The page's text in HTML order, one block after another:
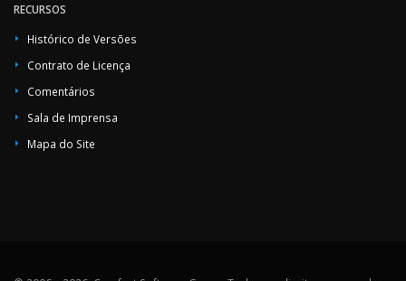
RECURSOS
Histórico de Versões
Contrato de Licença
Comentários
Sala de Imprensa
Mapa do Site